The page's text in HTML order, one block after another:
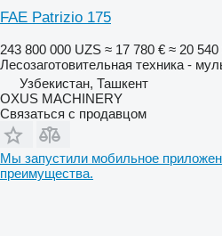
FAE Patrizio 175
243 800 000 UZS ≈ 17 780 € ≈ 20 540
Лесозаготовительная техника -
Узбекистан, Ташкент
OXUS MACHINERY
Связаться с продавцом
Мы запустили мобильное
преимущества.